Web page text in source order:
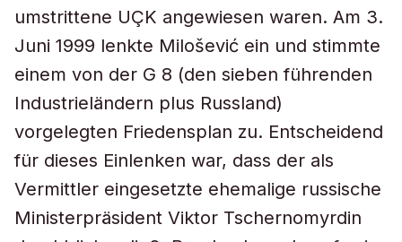
umstrittene UÇK angewiesen waren. Am 3.
Juni 1999 lenkte Milošević ein und stimmte
einem von der G 8 (den sieben führenden
Industrieländern plus Russland)
vorgelegten Friedensplan zu. Entscheidend
für dieses Einlenken war, dass der als
Vermittler eingesetzte ehemalige russische
Ministerpräsident Viktor Tschernomyrdin